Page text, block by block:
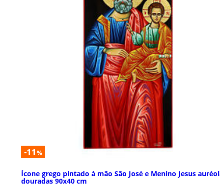
-11 %
Ícone grego pintado à mão São José e Menino Jesus
douradas 90x40 cm